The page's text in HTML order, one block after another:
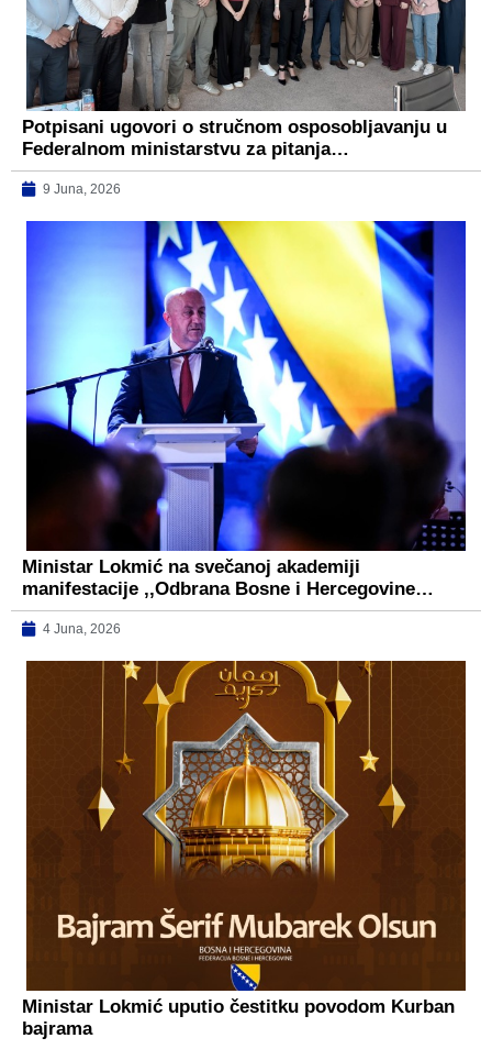
Potpisani ugovori o stručnom osposobljavanju u
Federalnom ministarstvu za pitanja…
9 Juna, 2026
Ministar Lokmić na svečanoj akademiji
manifestacije ,,Odbrana Bosne i Hercegovine…
4 Juna, 2026
Ministar Lokmić uputio čestitku povodom Kurban
bajrama